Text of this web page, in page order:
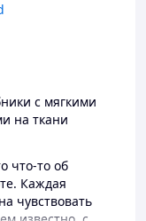
с мягкими
на ткани
что-то об
Каждая
чувствовать